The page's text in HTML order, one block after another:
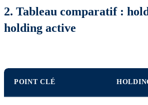
2. Tableau comparatif :
holding active
POINT CLÉ